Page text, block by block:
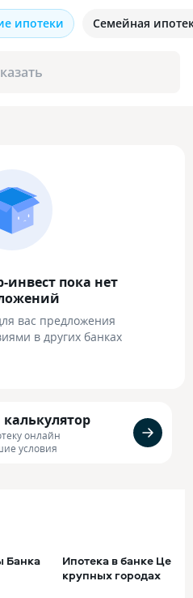
ипотеки Семейная
инвест пока нет
вас предложения
в других банках
онлайн
условия
Банка
Ипотека в банке
крупных городах